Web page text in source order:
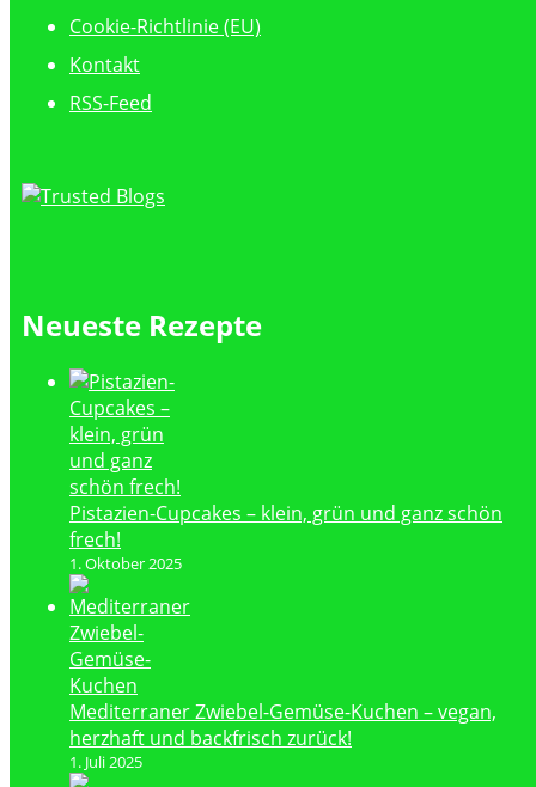
Cookie-Richtlinie (EU)
Kontakt
RSS-Feed
Neueste Rezepte
Pistazien-Cupcakes – klein, grün und ganz schön
frech!
1. Oktober 2025
Mediterraner Zwiebel-Gemüse-Kuchen – vegan,
herzhaft und backfrisch zurück!
1. Juli 2025